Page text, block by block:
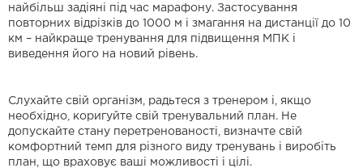
найбільш задіяні під час марафону. Застосування
повторних відрізків до 1000 м і змагання на дистанції до 10
км – найкраще тренування для підвищення МПК і
виведення його на новий рівень.
Слухайте свій організм, радьтеся з тренером і, якщо
необхідно, коригуйте свій тренувальний план. Не
допускайте стану перетренованості, визначте свій
комфортний темп для різного виду тренувань і виробіть
план, що враховує ваші можливості і цілі.